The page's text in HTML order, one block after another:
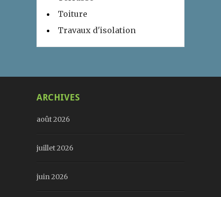
Toiture
Travaux d'isolation
ARCHIVES
août 2026
juillet 2026
juin 2026